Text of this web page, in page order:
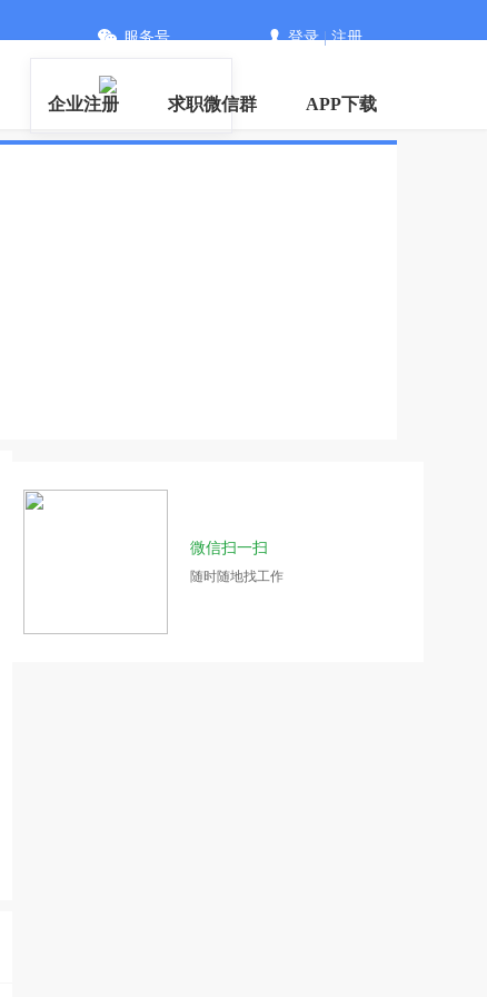
服务号 登录|注册
企业注册 求职微信群 APP下载
微信扫一扫
随时随地找工作